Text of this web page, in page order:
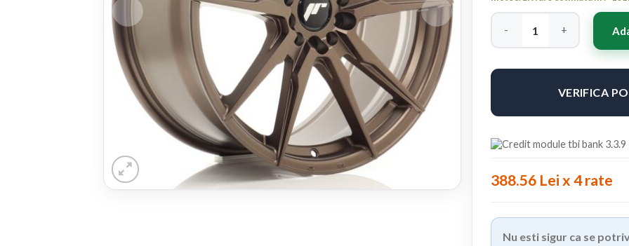
Cantitate Japan Racing JR21
VERIFICA
388.56 Lei x 4 rate
Nu esti sigur ca se